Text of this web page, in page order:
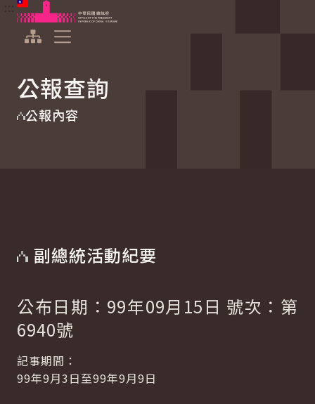
跳到主要內容
中華民國總統府
公報查詢
公報內容
副總統活動紀要
公布日期：99年09月15日 號次：第
6940號
記事期間：
99年9月3日至99年9月9日